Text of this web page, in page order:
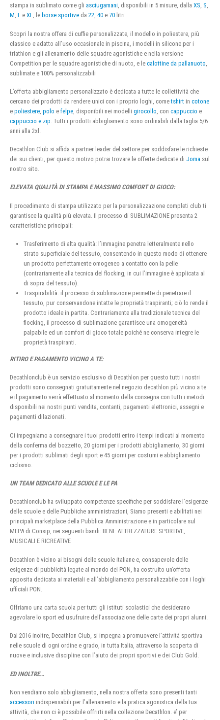
stampa in sublimato come gli asciugamani, disponibili in 5 misure, dalla XS, S,
M, L e XL, le borse sportive da 22, 40 e 70 litri.
Scopri la nostra offera di cuffie personalizzate, il modello in poliestere, più
classico e adatto all’uso occasionale in piscina, i modelli in silicone per i
triathlon e gli allenamento delle squadre agonistiche e nella versione
Competition per le squadre agonistiche di nuoto, e le calottine da pallanuoto
sublimate e 100% personalizzabili
L’offerta abbigliamento personalizzato è dedicata a tutte le collettività che
cercano dei prodotti da rendere unici con i proprio loghi, cometshirt in cotone
e poliestere polo e felpe , disponibili nei modelli girocollo , con cappuccio e
cappuccio e zip . Tutti i prodotti abbigliamento sono ordinabili dalla taglia 5/6
anni alla 2xl.
Decathlon Club si affida a partner leader del settore per soddisfare le richieste
dei sui clienti, per questo motivo potrai trovare le offerte dedicate di Joma sul
nostro sito.
ELEVATA QUALITÀ DI STAMPA E MASSIMO COMFORT DI GIOCO:
Il procedimento di stampa utilizzato per la personalizzazione completi club ti
garantisce la qualità più elevata. Il processo di SUBLIMAZIONE presenta 2
caratteristiche principali:
Trasferimento di alta qualità: l’immagine penetra letteralmente nello
strato superficiale del tessuto, consentendo in questo modo di ottenere
un prodotto perfettamente omogeneo a contatto con la pelle
(contrariamente alla tecnica del flocking, in cui l’immagine è applicata al
di sopra del tessuto).
Traspirabilità: il processo di sublimazione permette di penetrare il
tessuto, pur conservandone intatte le proprietà traspiranti; ciò lo rende il
prodotto ideale in partita. Contrariamente alla tradizionale tecnica del
flocking, il processo di sublimazione garantisce una omogeneità
palpabile ed un comfort di gioco totale poiché ne conserva integre le
proprietà traspiranti.
RITIRO E PAGAMENTO VICINO A TE:
Decathlonclub è un servizio esclusivo di Decathlon per questo tutti i nostri
prodotti sono consegnati gratuitamente nel negozio decathlon più vicino a te
e il pagamento verrà effettuato al momento della consegna con tutti i metodi
disponibili nei nostri punti vendita, contanti, pagamenti elettronici, assegni e
pagamenti dilazionati.
Ci impegniamo a consegnare i tuoi prodotti entro i tempi indicati al momento
della conferma del bozzetto, 20 giorni per i prodotti abbigliamento, 30 giorni
per i prodotti sublimati degli sport e 45 giorni per costumi e abbigliamento
ciclismo.
UN TEAM DEDICATO ALLE SCUOLE E LE PA
Decathlonclub ha sviluppato competenze specifiche per soddisfare l’esigenze
delle scuole e delle Pubbliche amministrazioni, Siamo presenti e abilitati nei
principali marketplace della Pubblica Amministrazione e in particolare sul
MEPA di Consip, nei seguenti bandi: BENI: ATTREZZATURE SPORTIVE,
MUSICALI E RICREATIVE
Decathlon è vicino ai bisogni delle scuole italiane e, consapevole delle
esigenze di pubblicità legate al mondo del PON, ha costruito un’offerta
apposita dedicata ai materiali e all’abbigliamento personalizzabile con i loghi
ufficiali PON.
Offriamo una carta scuola per tutti gli istituti scolastici che desiderano
agevolare lo sport ed usufruire dell’associazione delle carte dei propri alunni.
Dal 2016 inoltre, Decathlon Club, si impegna a promuovere l’attività sportiva
nelle scuole di ogni ordine e grado, in tutta Italia, attraverso la scoperta di
nuove e inclusive discipline con l’aiuto dei propri sportivi e dei Club Gold.
ED INOLTRE…
Non vendiamo solo abbigliamento, nella nostra offerta sono presenti tanti
accessori indispensabili per l’allenamento e la pratica agonistica della tua
attività, che non ci è possibile offrirti nella collezione Decathlon. e’ per